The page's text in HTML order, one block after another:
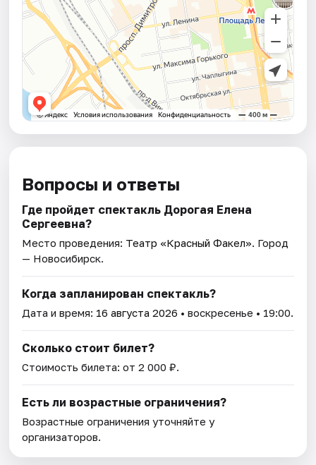
Вопросы и ответы
Где пройдет спектакль Дорогая Елена
Сергеевна?
Место проведения: Театр «Красный Факел». Город
— Новосибирск.
Когда запланирован спектакль?
Дата и время: 16 августа 2026 • воскресенье • 19:00.
Сколько стоит билет?
Стоимость билета: от 2 000 ₽.
Есть ли возрастные ограничения?
Возрастные ограничения уточняйте у
организаторов.